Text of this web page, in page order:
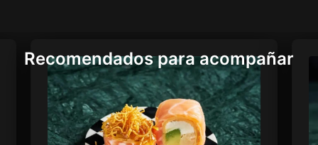
Recomendados para acompañar